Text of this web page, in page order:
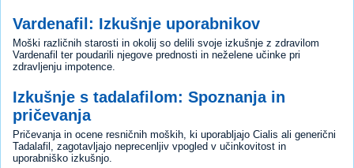
Vardenafil: Izkušnje uporabnikov
Moški različnih starosti in okolij so delili svoje izkušnje z zdravilom
Vardenafil ter poudarili njegove prednosti in neželene učinke pri
zdravljenju impotence.
Izkušnje s tadalafilom: Spoznanja in
pričevanja
Pričevanja in ocene resničnih moških, ki uporabljajo Cialis ali generični
Tadalafil, zagotavljajo neprecenljiv vpogled v učinkovitost in
uporabniško izkušnjo.